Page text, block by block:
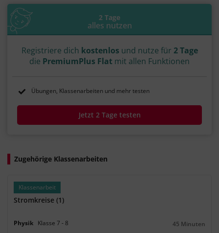
#Stromrichtung
#Bewegung
#gerichtet
#gerichtete Bewegung
#Stromkreis
#Schaltung
#Spannungsquelle
#Schalter
#Schaltplan
2 Tage
alles nutzen
Registriere dich kostenlos und nutze für 2 Tage
die PremiumPlus Flat mit allen Funktionen
Übungen, Klassenarbeiten und mehr testen
Jetzt 2 Tage testen
Zugehörige Klassenarbeiten
Klassenarbeit
Stromkreise (1)
Physik Klasse 7 ‐ 8
Dauer:
45 Minuten